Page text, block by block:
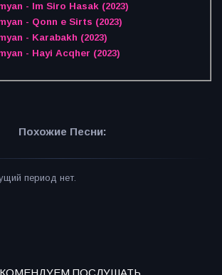
- Im Siro Hasak (2023)
- Qonn e Sirts (2023)
- Karabakh (2023)
- Hayi Acqher (2023)
Похожие Песни:
период нет.